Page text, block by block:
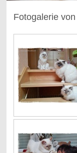
Fotogalerie